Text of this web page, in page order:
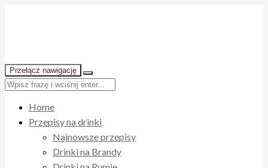
Przełącz nawigację
Home
Przepisy na drinki
Najnowsze przepisy
Drinki na Brandy